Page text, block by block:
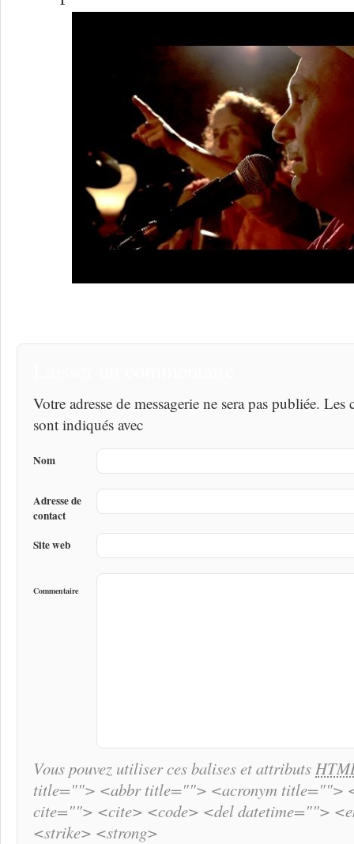
Votre adresse de messagerie ne sera pas publiée.
sont indiqués avec
Nom
Adresse de
contact
Site web
Commentaire
Vous pouvez utiliser ces balises et attributs
title=""> <abbr title=""> <acronym title="">
cite=""> <cite> <code> <del datetime="">
<strike> <strong>